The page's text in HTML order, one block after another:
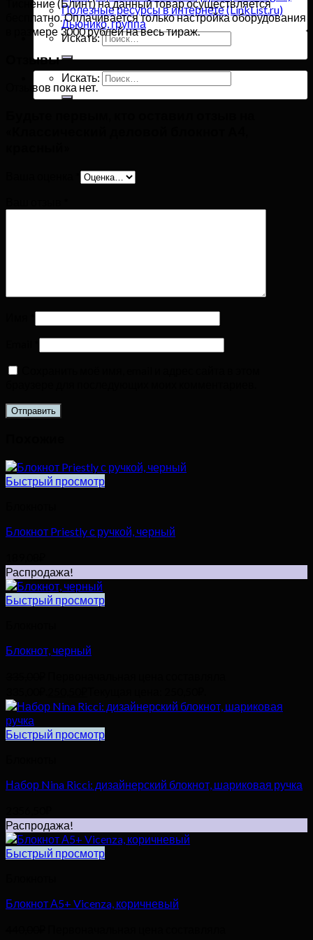
Полезные ресурсы в интернете (LinkList.ru)
Дьюнико, группа
Искать:
Искать:
Тиснение (Блинт) на данный товар осуществляется
бесплатно. Оплачивается только настройка оборудования
в размере 3000 рублей на весь тираж.
Отзывы
Отзывов пока нет.
Быстрый просмотр
Блокнот Priestly с ручкой, черный
Распродажа!
Быстрый просмотр
Блокнот, черный
Быстрый просмотр
Набор Nina Ricci: дизайнерский блокнот, шариковая ручка
Распродажа!
Быстрый просмотр
Блокнот А5+ Vicenza, коричневый